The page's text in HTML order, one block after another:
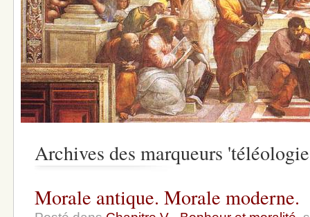
Archives des marqueurs
Morale antique. Morale moderne.